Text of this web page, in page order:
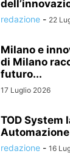
redazione - 22
Milano e
di Milano
futuro...
17 Luglio 2026
TOD System
Automazione
redazione - 16